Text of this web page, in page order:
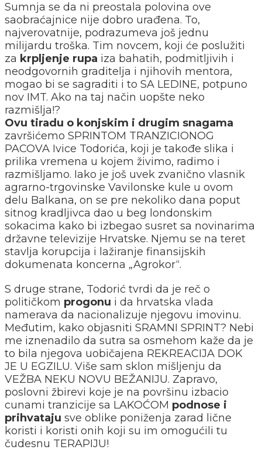
Sumnja se da ni preostala polovina ove
saobraćajnice nije dobro urađena. To,
najverovatnije, podrazumeva još jednu
milijardu troška. Tim novcem, koji će poslužiti
za krpljenje rupa iza bahatih, podmitljivih i
neodgovornih graditelja i njihovih mentora,
mogao bi se sagraditi i to SA LEDINE, potpuno
nov IMT. Ako na taj način uopšte neko
razmišlja!?
Ovu tiradu o konjskim i drugim snagama
završićemo SPRINTOM TRANZICIONOG
PACOVA Ivice Todorića, koji je takođe slika i
prilika vremena u kojem živimo, radimo i
razmišljamo. Iako je još uvek zvanično vlasnik
agrarno-trgovinske Vavilonske kule u ovom
delu Balkana, on se pre nekoliko dana poput
sitnog kradljivca dao u beg londonskim
sokacima kako bi izbegao susret sa novinarima
državne televizije Hrvatske. Njemu se na teret
stavlja korupcija i lažiranje finansijskih
dokumenata koncerna „Agrokor“.
S druge strane, Todorić tvrdi da je reč o
političkom progonu i da hrvatska vlada
namerava da nacionalizuje njegovu imovinu.
Međutim, kako objasniti SRAMNI SPRINT? Nebi
me iznenadilo da sutra sa osmehom kaže da je
to bila njegova uobičajena REKREACIJA DOK
JE U EGZILU. Više sam sklon mišljenju da
VEŽBA NEKU NOVU BEŽANIJU. Zapravo,
poslovni žbirevi koje je na površinu izbacio
cunami tranzicije sa LAKOĆOM podnose i
prihvataju sve oblike poniženja zarad lične
koristi i koristi onih koji su im omogućili tu
čudesnu TERAPIJU!